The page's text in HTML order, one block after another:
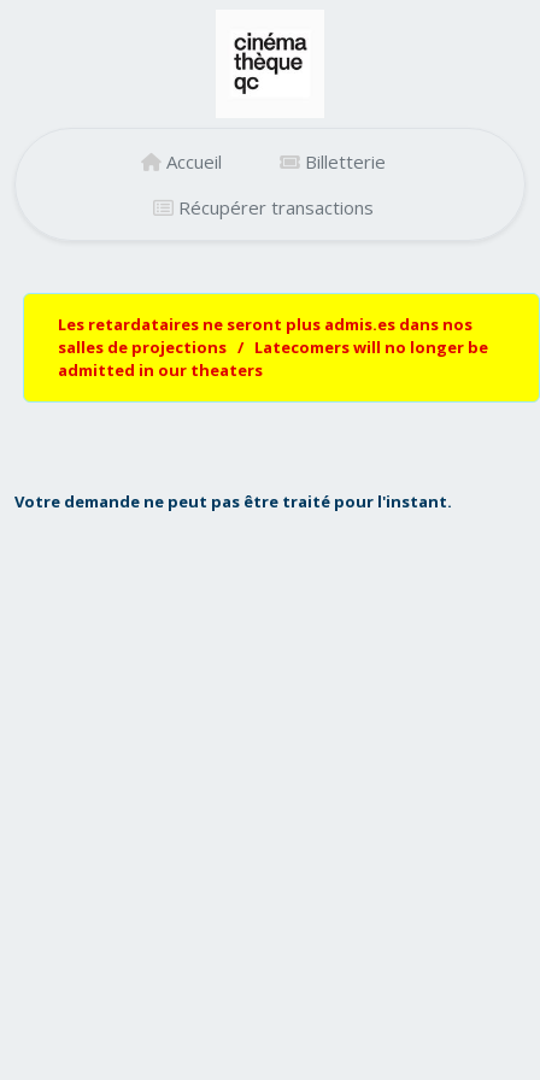
Accueil
Billetterie
Récupérer transactions
Les retardataires ne seront plus admis.es dans nos
salles de projections / Latecomers will no longer be
admitted in our theaters
Votre demande ne peut pas être traité pour l'instant.